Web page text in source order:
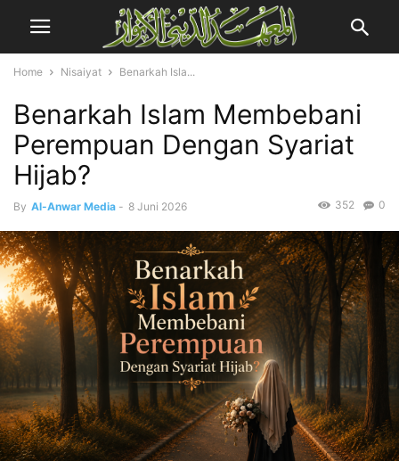
Home Nisaiyat Benarkah Isla...
Benarkah Islam Membebani
Perempuan Dengan Syariat
Hijab?
By Al-Anwar Media - 8 Juni 2026 0
352